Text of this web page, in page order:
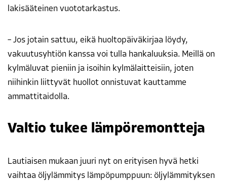
lakisääteinen vuototarkastus.
– Jos jotain sattuu, eikä huoltopäiväkirjaa löydy,
vakuutusyhtiön kanssa voi tulla hankaluuksia. Meillä on
kylmäluvat pieniin ja isoihin kylmälaitteisiin, joten
niihinkin liittyvät huollot onnistuvat kauttamme
ammattitaidolla.
Valtio tukee lämpöremontteja
Lautiaisen mukaan juuri nyt on erityisen hyvä hetki
vaihtaa öljylämmitys lämpöpumppuun: öljylämmityksen